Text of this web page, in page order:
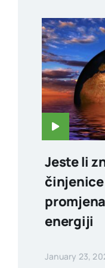
Jeste li
energiji
January 23,